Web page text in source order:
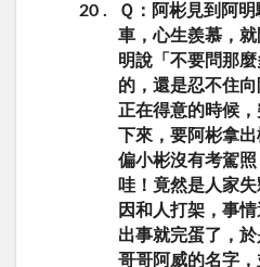
20
Ｑ：阿彬見到阿
車，心生羨慕，
明說「不要問那
的，還是忍不住
正在得意的時候
下來，要阿彬拿
偏小彬沒有考駕照
哇！竟然是人家
因和人打架，事
出事就完蛋了，
哥哥阿威的名字